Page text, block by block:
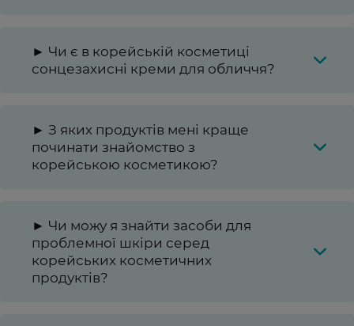
► Чи є в корейській косметиці
сонцезахисні креми для обличчя?
► З яких продуктів мені краще
починати знайомство з
корейською косметикою?
► Чи можу я знайти засоби для
проблемної шкіри серед
корейських косметичних
продуктів?